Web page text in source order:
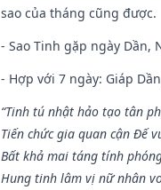
sao của tháng cũng được.
- Sao Tinh gặp ngày Dần,
- Hợp với 7 ngày: Giáp
“Tinh tú nhật hảo tạo tân
Tiến chức gia quan cận Đế
Bất khả mai táng tính
Hung tinh lâm vị nữ nhân